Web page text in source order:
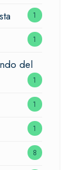
1
1
del
1
1
1
8